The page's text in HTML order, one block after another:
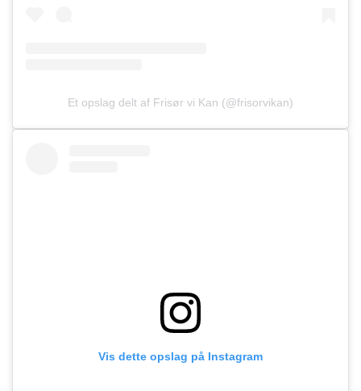
Et opslag delt af Frisør vi Kan (@frisorvikan)
Vis dette opslag på Instagram